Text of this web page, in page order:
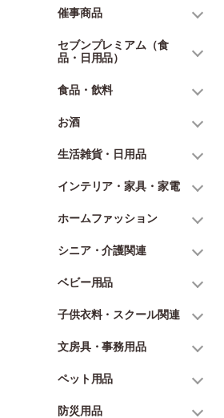
催事商品
セブンプレミアム（食
品・日用品）
食品・飲料
お酒
生活雑貨・日用品
インテリア・家具・家電
ホームファッション
シニア・介護関連
ベビー用品
子供衣料・スクール関連
文房具・事務用品
ペット用品
防災用品